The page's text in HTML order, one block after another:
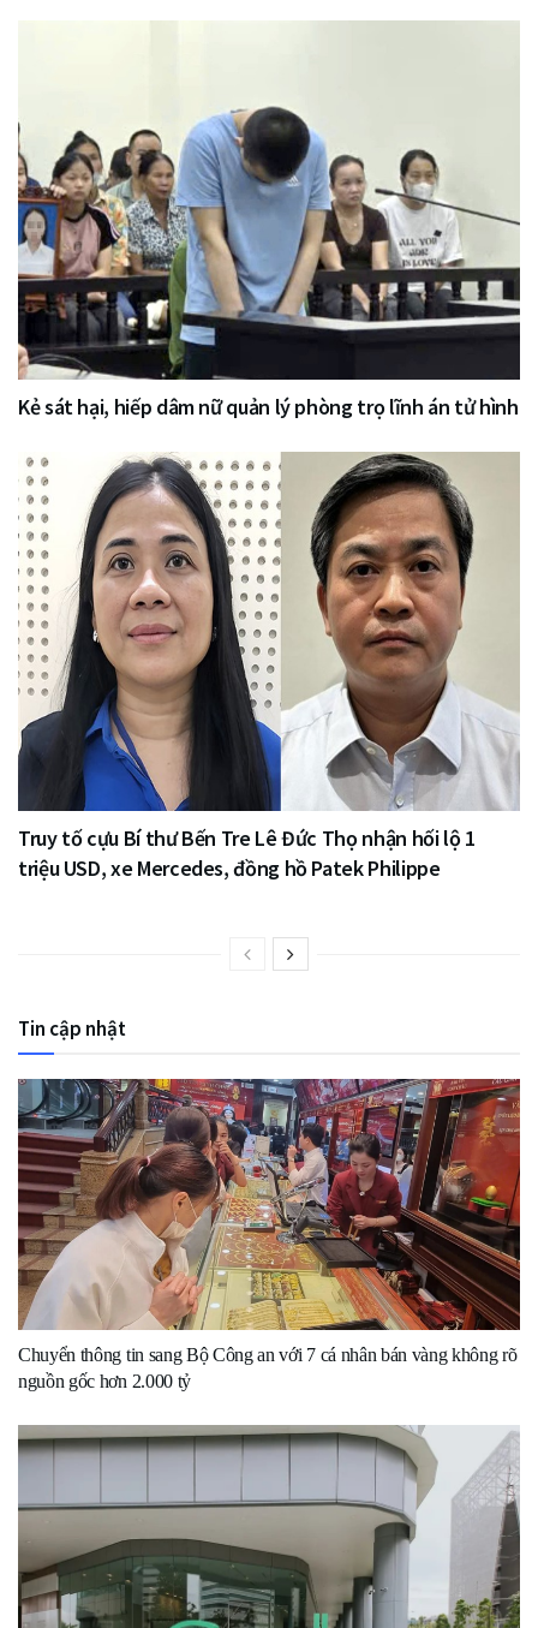
Kẻ sát hại, hiếp dâm nữ quản lý phòng trọ lĩnh án tử hình
Truy tố cựu Bí thư Bến Tre Lê Đức Thọ nhận hối lộ 1
triệu USD, xe Mercedes, đồng hồ Patek Philippe
Tin cập nhật
Chuyển thông tin sang Bộ Công an với 7 cá nhân bán vàng không rõ
nguồn gốc hơn 2.000 tỷ